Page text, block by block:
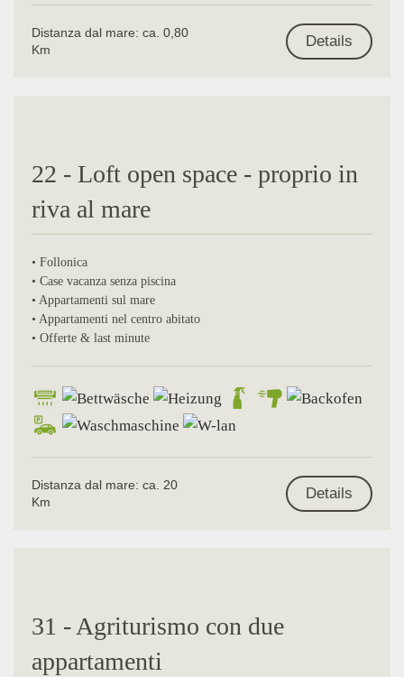
Distanza dal mare: ca. 0,80
Km
Details
22 - Loft open space - proprio in
riva al mare
• Follonica
• Case vacanza senza piscina
• Appartamenti sul mare
• Appartamenti nel centro abitato
• Offerte & last minute
Distanza dal mare: ca. 20
Km
Details
31 - Agriturismo con due
appartamenti